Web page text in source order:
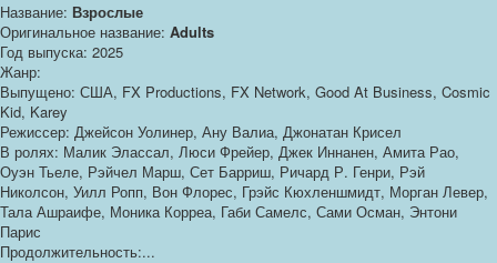
Название: Взрослые
Оригинальное название: Adults
Год выпуска: 2025
Жанр:
Выпущено: США, FX Productions, FX Network, Good At Business, Cosmic
Kid, Karey
Режиссер: Джейсон Уолинер, Ану Валиа, Джонатан Крисел
В ролях: Малик Элассал, Люси Фрейер, Джек Иннанен, Амита Рао,
Оуэн Тьеле, Рэйчел Марш, Сет Барриш, Ричард Р. Генри, Рэй
Николсон, Уилл Ропп, Вон Флорес, Грэйс Кюхленшмидт, Морган Левер,
Тала Ашраифе, Моника Корреа, Габи Самелс, Сами Осман, Энтони
Парис
Продолжительность:...